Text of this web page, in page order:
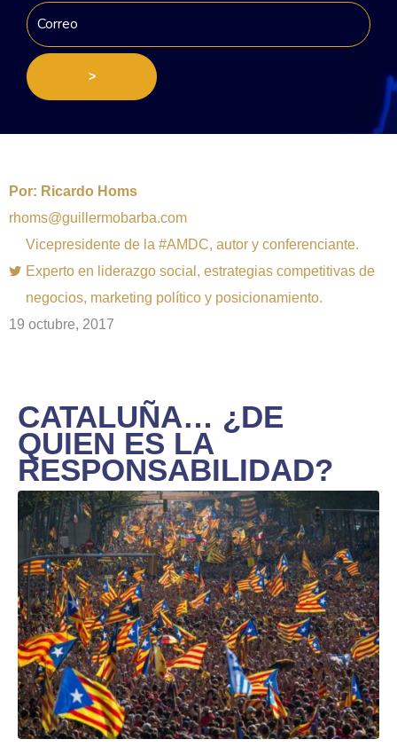
>
Por: Ricardo Homs
rhoms@guillermobarba.com
Vicepresidente de la #AMDC, autor y conferenciante.
Experto en liderazgo social, estrategias competitivas de
negocios, marketing político y posicionamiento.
19 octubre, 2017
CATALUÑA… ¿DE
QUIEN ES LA
RESPONSABILIDAD?